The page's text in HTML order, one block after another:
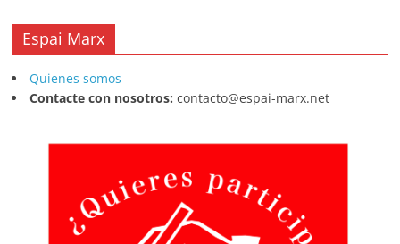
Espai Marx
Quienes somos
Contacte con nosotros: contacto@espai-marx.net